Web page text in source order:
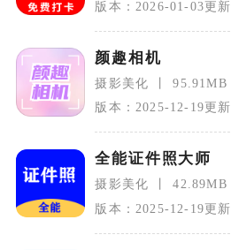
版本：2026-01-03更新
颜趣相机
摄影美化
95.91MB
版本：2025-12-19更新
全能证件照大师
摄影美化
42.89MB
版本：2025-12-19更新